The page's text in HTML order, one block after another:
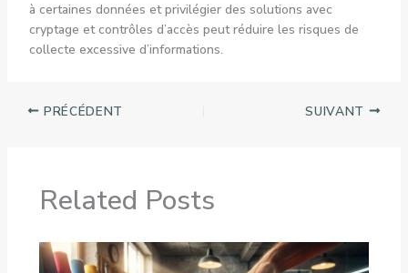
à certaines données et privilégier des solutions avec
cryptage et contrôles d’accès peut réduire les risques de
collecte excessive d’informations.
PRÉCÉDENT SUIVANT
Related Posts